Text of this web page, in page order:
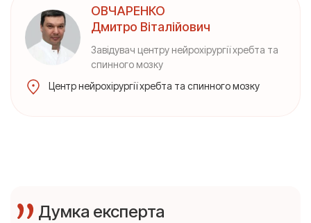
ОВЧАРЕНКО
Дмитро Віталійович
Завідувач центру нейрохірургії хребта та
спинного мозку
Центр нейрохірургії хребта та спинного мозку
Думка експерта